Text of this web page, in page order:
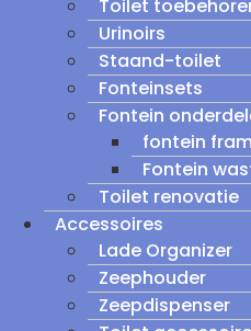
Toilet
Urinoirs
Staand-toilet
Fonteinsets
Fontein
fontein
Fontein
Toilet renovatie
Accessoires
Lade Organizer
Zeephouder
Zeepdispenser